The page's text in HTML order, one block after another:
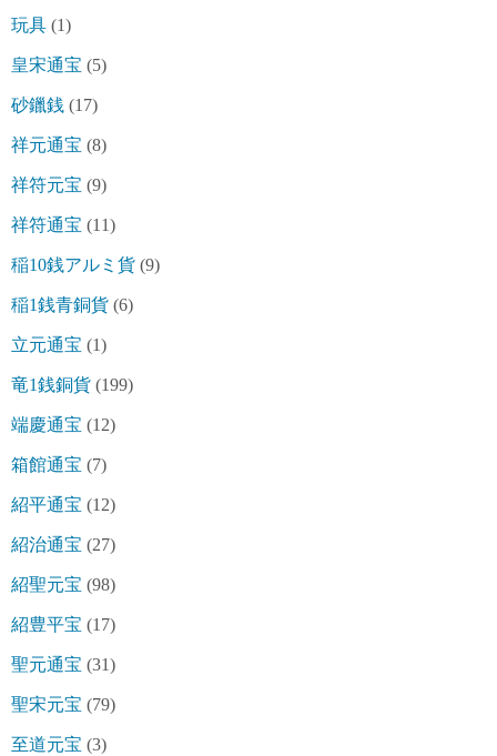
玩具 (1)
皇宋通宝 (5)
砂鑞銭 (17)
祥元通宝 (8)
祥符元宝 (9)
祥符通宝 (11)
稲10銭アルミ貨 (9)
稲1銭青銅貨 (6)
立元通宝 (1)
竜1銭銅貨 (199)
端慶通宝 (12)
箱館通宝 (7)
紹平通宝 (12)
紹治通宝 (27)
紹聖元宝 (98)
紹豊平宝 (17)
聖元通宝 (31)
聖宋元宝 (79)
至道元宝 (3)